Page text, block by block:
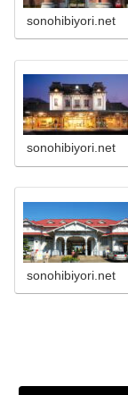
sonohibiyori.net
sonohibiyori.net
sonohibiyori.net